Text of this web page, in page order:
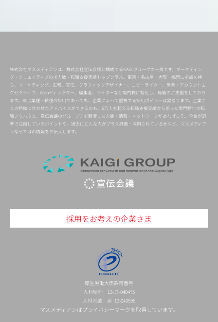
株式会社マスメディアンは、株式会社宣伝会議と構成するKAIGIグループの一員です。マーケティン
グ・クリエイティブの求人数・転職支援実績トップクラス。東京・名古屋・大阪・福岡に拠点を持
ち、マーケティング、広報、宣伝、グラフィックデザイナー、コピーライター、営業・アカウントエ
グゼクティブ、Webディレクター、編集者、ライターなど専門職に特化し、転職のご支援をしており
ます。同じ業種・職種の採用であっても、企業によって重視する採用ポイントは異なります。企業ご
との特徴に合わせたアドバイスができるのも、6万人を超える転職支援実績から培った専門特化の転
職ノウハウと、宣伝会議のグループ力を駆使した人脈・情報・ネットワークがあればこそ。企業が選
考で注目しているポイントや、過去にどんな人がプラス評価・採用されているかなど、マスメディア
ンならではの情報をお伝えします。
採用をお考えの企業さま
厚生労働大臣許可番号
人材紹介 13-ユ-040475
人材派遣 派 13-040596
マスメディアンはプライバシーマークを取得しています。